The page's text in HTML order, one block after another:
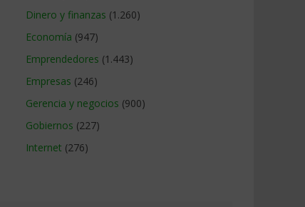
Dinero y finanzas (1.260)
Economía (947)
Emprendedores (1.443)
Empresas (246)
Gerencia y negocios (900)
Gobiernos (227)
Internet (276)